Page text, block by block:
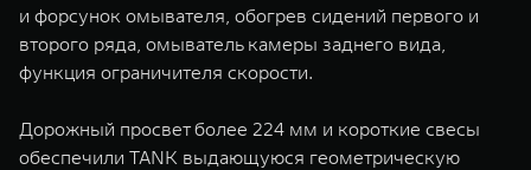
и форсунок омывателя, обогрев сидений первого и
второго ряда, омыватель камеры заднего вида,
функция ограничителя скорости.
Дорожный просвет более 224 мм и короткие свесы
обеспечили TANK выдающуюся геометрическую